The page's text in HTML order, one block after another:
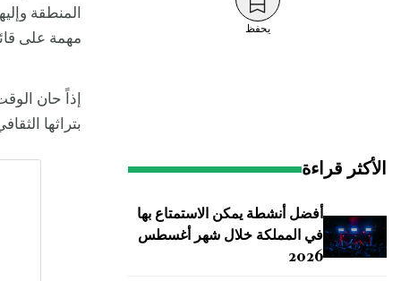
يحفظ
الأكثر قراءة
أفضل أنشطة يمكن الاستمتاع بها
في المملكة خلال شهر أغسطس
2026
المنطقة
مهمة على
إذاً حان
بتراثها